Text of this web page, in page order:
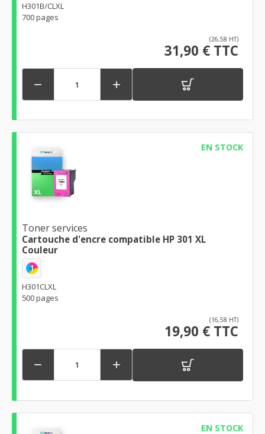
H301B/CLXL
700 pages
(26,58 HT)
31,90 € TTC
 
EN STOCK
Toner services
Cartouche d'encre compatible HP 301 XL
Couleur
1
H301CLXL
500 pages
(16,58 HT)
19,90 € TTC
 
EN STOCK